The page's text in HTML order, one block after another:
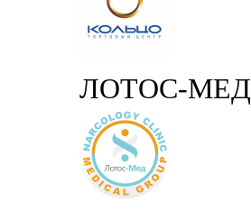
ЛОТОС-МЕД